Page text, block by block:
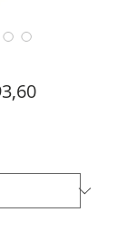
Preço